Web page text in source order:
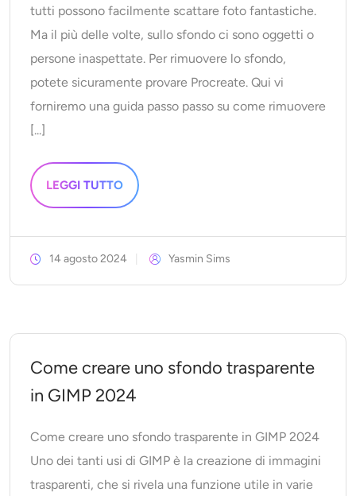
tutti possono facilmente scattare foto fantastiche.
Ma il più delle volte, sullo sfondo ci sono oggetti o
persone inaspettate. Per rimuovere lo sfondo,
potete sicuramente provare Procreate. Qui vi
forniremo una guida passo passo su come rimuovere
[...]
LEGGI TUTTO
14 agosto 2024 Yasmin Sims
Come creare uno sfondo trasparente
in GIMP 2024
Come creare uno sfondo trasparente in GIMP 2024
Uno dei tanti usi di GIMP è la creazione di immagini
trasparenti, che si rivela una funzione utile in varie